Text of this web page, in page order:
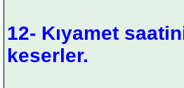
12- Kıyamet
keserler.